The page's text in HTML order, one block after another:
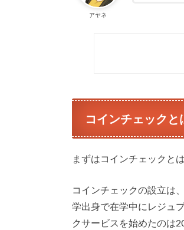
アヤネ
コインチェックと
まずはコインチェックと
コインチェックの設立は
学出身で在学中にレジュ
クサービスを始めたのは